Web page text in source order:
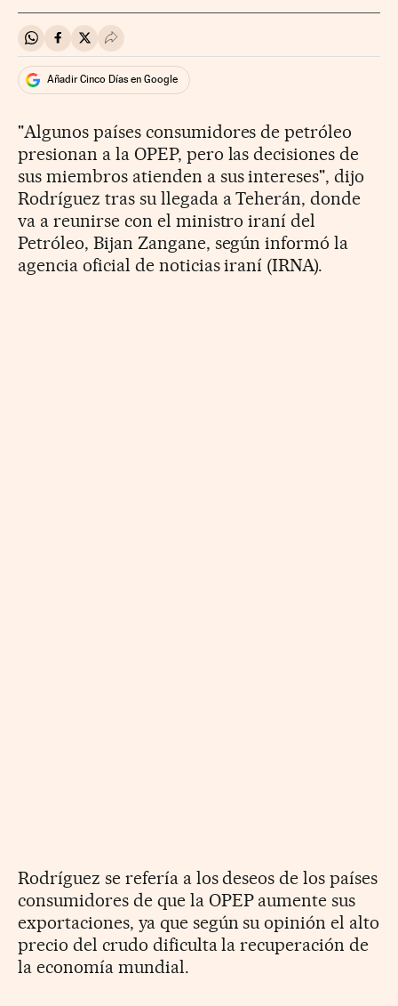
Compartir en Whatsapp
Compartir en Facebook
Compartir en Twitter
Desplegar Redes Sociales
Añadir Cinco Días en Google
"Algunos países consumidores de petróleo
presionan a la OPEP, pero las decisiones de
sus miembros atienden a sus intereses", dijo
Rodríguez tras su llegada a Teherán, donde
va a reunirse con el ministro iraní del
Petróleo, Bijan Zangane, según informó la
agencia oficial de noticias iraní (IRNA).
Rodríguez se refería a los deseos de los países
consumidores de que la OPEP aumente sus
exportaciones, ya que según su opinión el alto
precio del crudo dificulta la recuperación de
la economía mundial.